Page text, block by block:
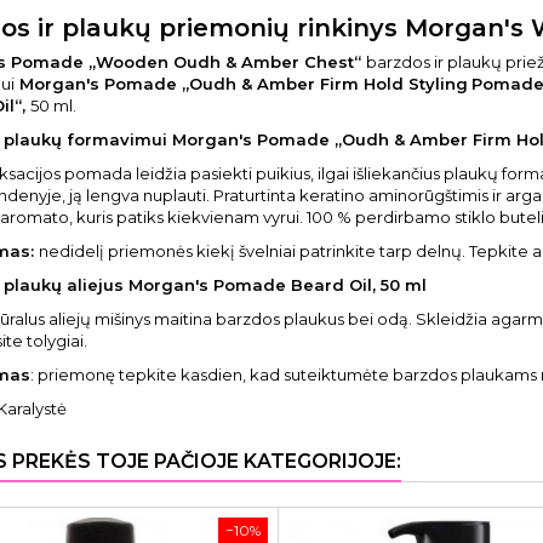
ir plaukų priemonių rinkinys Morgan's
Pomade „Wooden Oudh & Amber Chest“ barzdos ir plaukų
Morgan's Pomade „Oudh & Amber Firm Hold Styling
50 ml.
formavimui Morgan's Pomade „Oudh & Amber Firm
pomada leidžia pasiekti puikius, ilgai išliekančius plaukų
ją lengva nuplauti. Praturtinta keratino aminorūgštimis ir
kuris patiks kiekvienam vyrui. 100 % perdirbamo stiklo
nedidelį priemonės kiekį švelniai patrinkite tarp delnų. Tepkite
aliejus Morgan's Pomade Beard Oil, 50 ml
aliejų mišinys maitina barzdos plaukus bei odą. Skleidžia
tolygiai.
: priemonę tepkite kasdien, kad suteiktumėte barzdos
PREKĖS TOJE PAČIOJE KATEGORIJOJE:
−10%